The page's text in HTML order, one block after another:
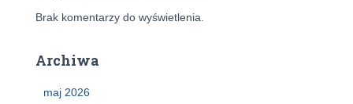
Brak komentarzy do wyświetlenia.
Archiwa
maj 2026